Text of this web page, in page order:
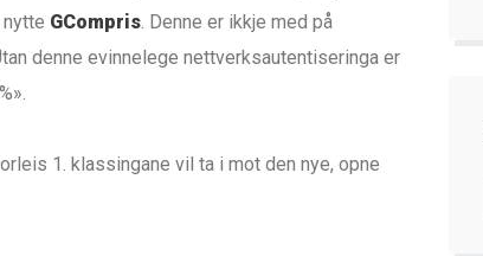
GCompris. Denne er ikkje med på
denne evinnelege nettverksautentiseringa er
1. klassingane vil ta i mot den nye, opne